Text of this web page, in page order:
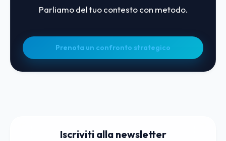
Parliamo del tuo contesto con metodo.
Prenota un confronto strategico
Iscriviti alla newsletter